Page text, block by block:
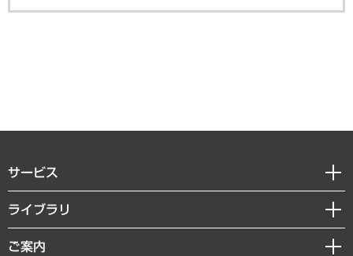
サービス
経営戦略
組織・人事戦略
デジタルイノベーション
ライブラリ
経済調査
ご案内